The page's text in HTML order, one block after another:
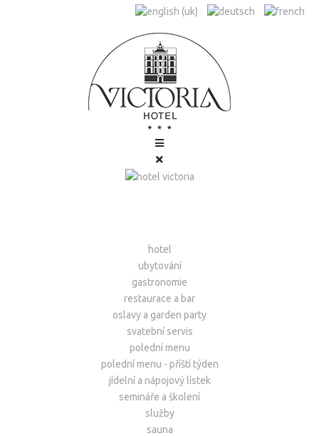
hotel
ubytování
gastronomie
restaurace a bar
oslavy a garden party
svatební servis
polední menu
polední menu - příští týden
jídelní a nápojový lístek
semináře a školení
služby
sauna